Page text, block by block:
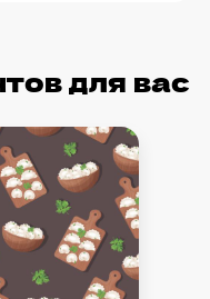
для вас